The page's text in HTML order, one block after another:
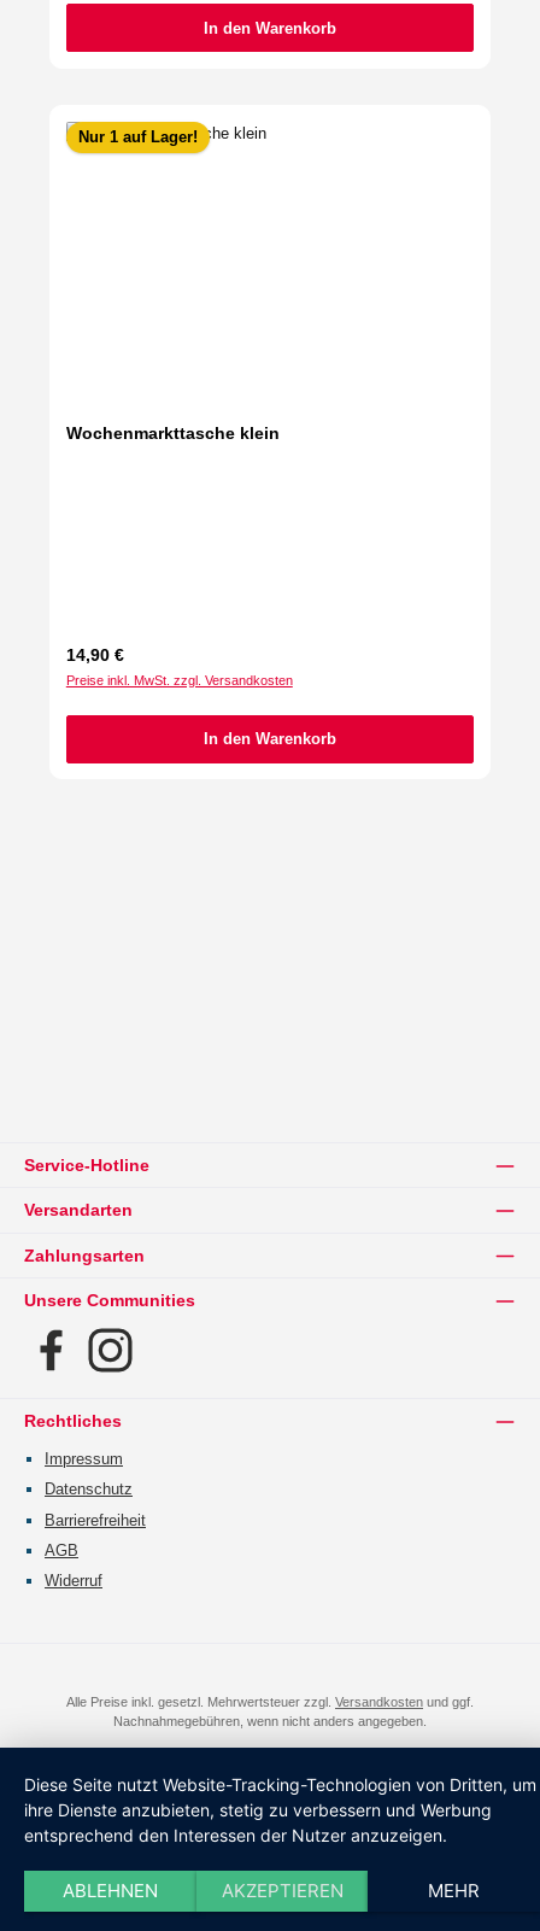
In den Warenkorb
Nur 1 auf Lager!
Wochenmarkttasche klein
Regulärer Preis:
14,90 €
Preise inkl. MwSt. zzgl. Versandkosten
In den Warenkorb
Service-Hotline
Versandarten
Zahlungsarten
Unsere Communities
FacebookInstagram
Rechtliches
Impressum
Datenschutz
Barrierefreiheit
AGB
Widerruf
Alle Preise inkl. gesetzl. Mehrwertsteuer zzgl. Versandkosten und ggf.
Nachnahmegebühren, wenn nicht anders angegeben.
Diese Seite nutzt Website-Tracking-Technologien von Dritten, um
ihre Dienste anzubieten, stetig zu verbessern und Werbung
entsprechend den Interessen der Nutzer anzuzeigen.
ABLEHNEN AKZEPTIEREN MEHR